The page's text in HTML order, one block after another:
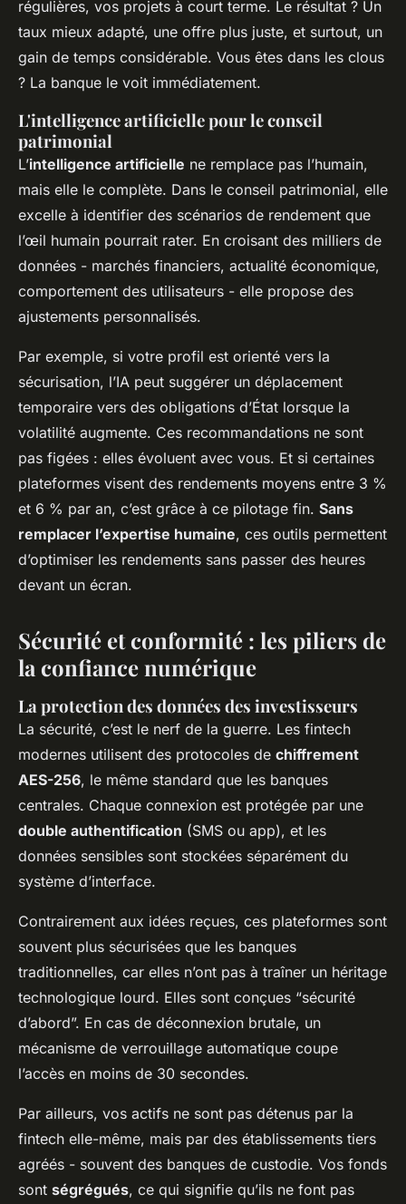
régulières, vos projets à court terme. Le résultat ? Un
taux mieux adapté, une offre plus juste, et surtout, un
gain de temps considérable. Vous êtes dans les clous
? La banque le voit immédiatement.
L'intelligence artificielle pour le conseil
patrimonial
L’intelligence artificielle ne remplace pas l’humain,
mais elle le complète. Dans le conseil patrimonial, elle
excelle à identifier des scénarios de rendement que
l’œil humain pourrait rater. En croisant des milliers de
données - marchés financiers, actualité économique,
comportement des utilisateurs - elle propose des
ajustements personnalisés.
Par exemple, si votre profil est orienté vers la
sécurisation, l’IA peut suggérer un déplacement
temporaire vers des obligations d’État lorsque la
volatilité augmente. Ces recommandations ne sont
pas figées : elles évoluent avec vous. Et si certaines
plateformes visent des rendements moyens entre 3 %
et 6 % par an, c’est grâce à ce pilotage fin. Sans
remplacer l’expertise humaine, ces outils permettent
d’optimiser les rendements sans passer des heures
devant un écran.
Sécurité et conformité : les piliers de
la confiance numérique
La protection des données des investisseurs
La sécurité, c’est le nerf de la guerre. Les fintech
modernes utilisent des protocoles de chiffrement
AES-256, le même standard que les banques
centrales. Chaque connexion est protégée par une
double authentification (SMS ou app), et les
données sensibles sont stockées séparément du
système d’interface.
Contrairement aux idées reçues, ces plateformes sont
souvent plus sécurisées que les banques
traditionnelles, car elles n’ont pas à traîner un héritage
technologique lourd. Elles sont conçues “sécurité
d’abord”. En cas de déconnexion brutale, un
mécanisme de verrouillage automatique coupe
l’accès en moins de 30 secondes.
Par ailleurs, vos actifs ne sont pas détenus par la
fintech elle-même, mais par des établissements tiers
agréés - souvent des banques de custodie. Vos fonds
sont ségrégués, ce qui signifie qu’ils ne font pas